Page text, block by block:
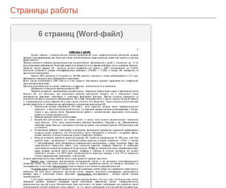
Страницы работы
6 страниц (Word-файл)